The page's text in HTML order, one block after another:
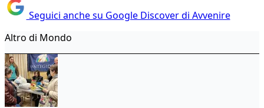
Seguici anche su Google Discover di Avvenire
Altro di Mondo